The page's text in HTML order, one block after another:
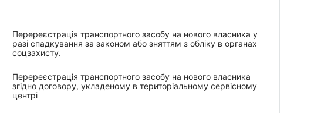
Перереєстрація транспортного засобу на нового власника у
разі спадкування за законом або зняттям з обліку в органах
соцзахисту.
Перереєстрація транспортного засобу на нового власника
згідно договору, укладеному в територіальному сервісному
центрі